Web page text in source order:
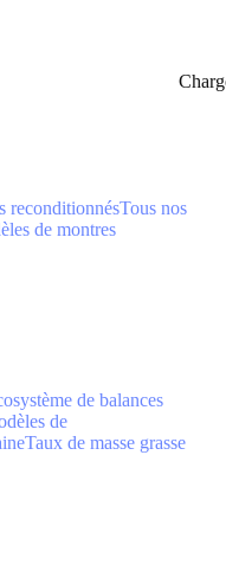
reconditionnésTous nos
de montres
de balances
de
Taux de masse grasse